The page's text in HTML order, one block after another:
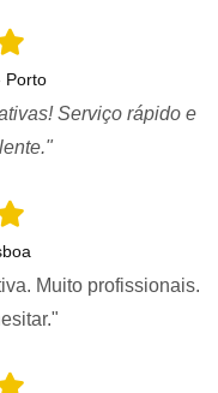
Porto
Serviço rápido e
Muito profissionais.